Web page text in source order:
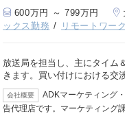
600万円 ～ 799万円
ックス勤務
リモートワー
放送局を担当し、主にタイム
きます。買い付けにおける交
会社概要
ADKマーケティング
告代理店です。マーケティング